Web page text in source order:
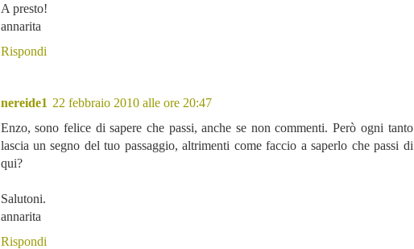
A presto!
annarita
Rispondi
nereide1 22 febbraio 2010 alle ore 20:47
Enzo, sono felice di sapere che passi, anche se non commenti. Però ogni tanto
lascia un segno del tuo passaggio, altrimenti come faccio a saperlo che passi di
qui?
Salutoni.
annarita
Rispondi